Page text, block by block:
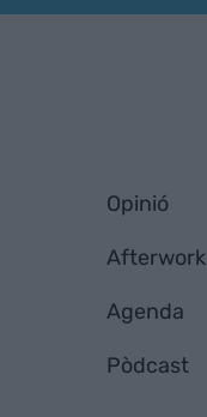
Opinió
Afterwork
Agenda
Pòdcast